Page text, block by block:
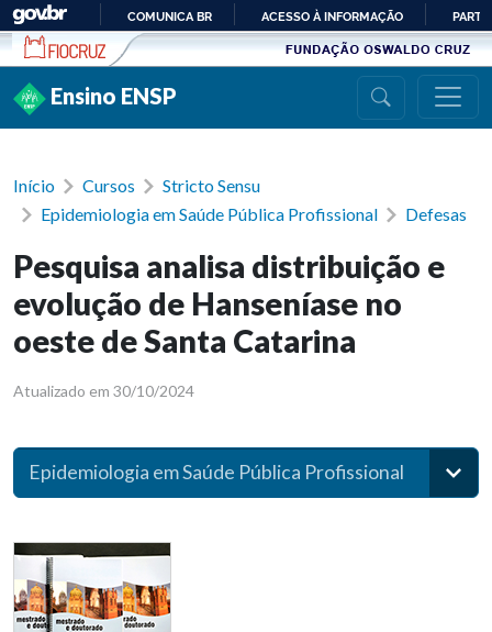
Ir para conteúdo
PARA
COMUNICA BR ACESSO À INFORMAÇÃO
Ensino ENSP
Início Cursos
Stricto Sensu
Epidemiologia em Saúde Pública Profissional
Defesas
Pesquisa analisa distribuição e
evolução de Hanseníase no
oeste de Santa Catarina
Atualizado em 30/10/2024
Epidemiologia em Saúde Pública Profissional